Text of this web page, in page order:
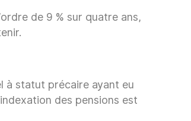
de 9 % sur quatre ans,
à statut précaire ayant eu
des pensions est